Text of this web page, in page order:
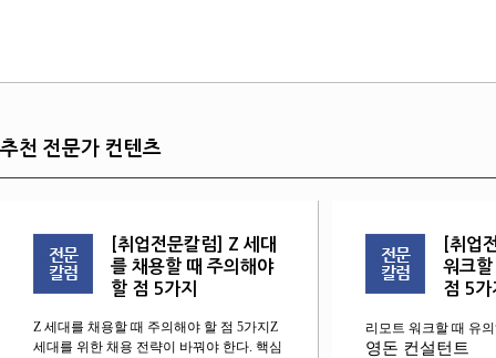
추천 전문가 컨텐츠
[취업전문칼럼] Z 세대
를 채용할 때 주의해야
할 점 5가지
Z 세대를 채용할 때 주의해야 할 점 5가지Z
세대를 위한 채용 전략이 바꿔야 한다. 핵심
[취업
워크할
점 5가
리모트 워크할 때 유
영돈 컨설턴트